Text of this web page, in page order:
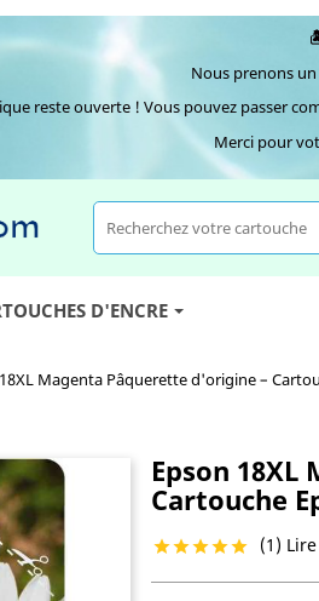
Nous prenons
reste ouverte ! Vous pouvez passer
Merci pour
D'ENCRE
Magenta Pâquerette d'origine –
Epson
Cartouche
 (1)